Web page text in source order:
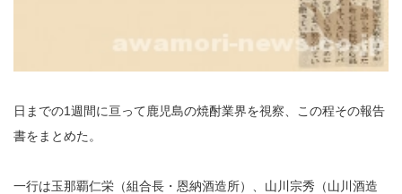
日までの1週間に亘って鹿児島の焼酎業界を視察、この程その報告
書をまとめた。
一行は玉那覇仁栄（組合長・恩納酒造所）、山川宗秀（山川酒造